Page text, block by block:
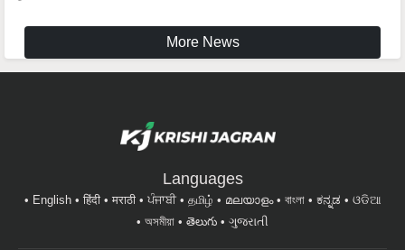
More News
Languages
English हिंदी मराठी ਪੰਜਾਬੀ தமிழ் മലയാളം বাংলা ಕನ್ನಡ
ଓଡିଆ
অসমীয়া
తెలుగు ગુજરાતી